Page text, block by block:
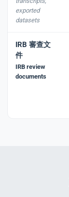
exported
datasets
IRB 審查文
件
IRB review
documents